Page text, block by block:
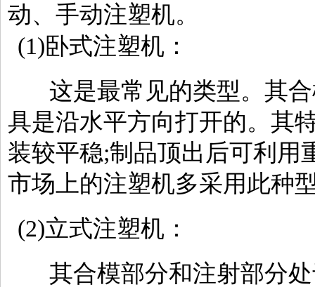
动、手动注塑机。
(1)卧式注塑机：
这是最常见的类型。其合
具是沿水平方向打开的。其
装较平稳;制品顶出后可利用
市场上的注塑机多采用此种
(2)立式注塑机：
其合模部分和注射部分处